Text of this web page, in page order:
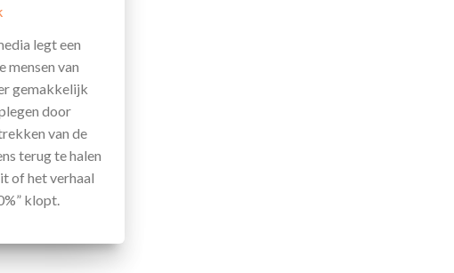
legt een
mensen van
gemakkelijk
door
van de
terug te halen
of het verhaal
klopt.